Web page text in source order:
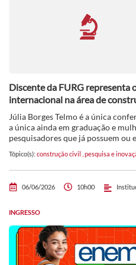
Discente da FURG representa
internacional na área de
Júlia Borges Telmo é a única
a única ainda em graduação e
pesquisadores que já possuem ou
Tópico(s): construção civil pesquisa e
06/06/2026 10h00
INGRESSO